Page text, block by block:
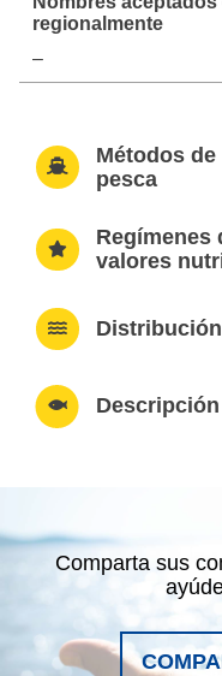
–
Métodos
pesca
Regímenes
valores
Comparta sus